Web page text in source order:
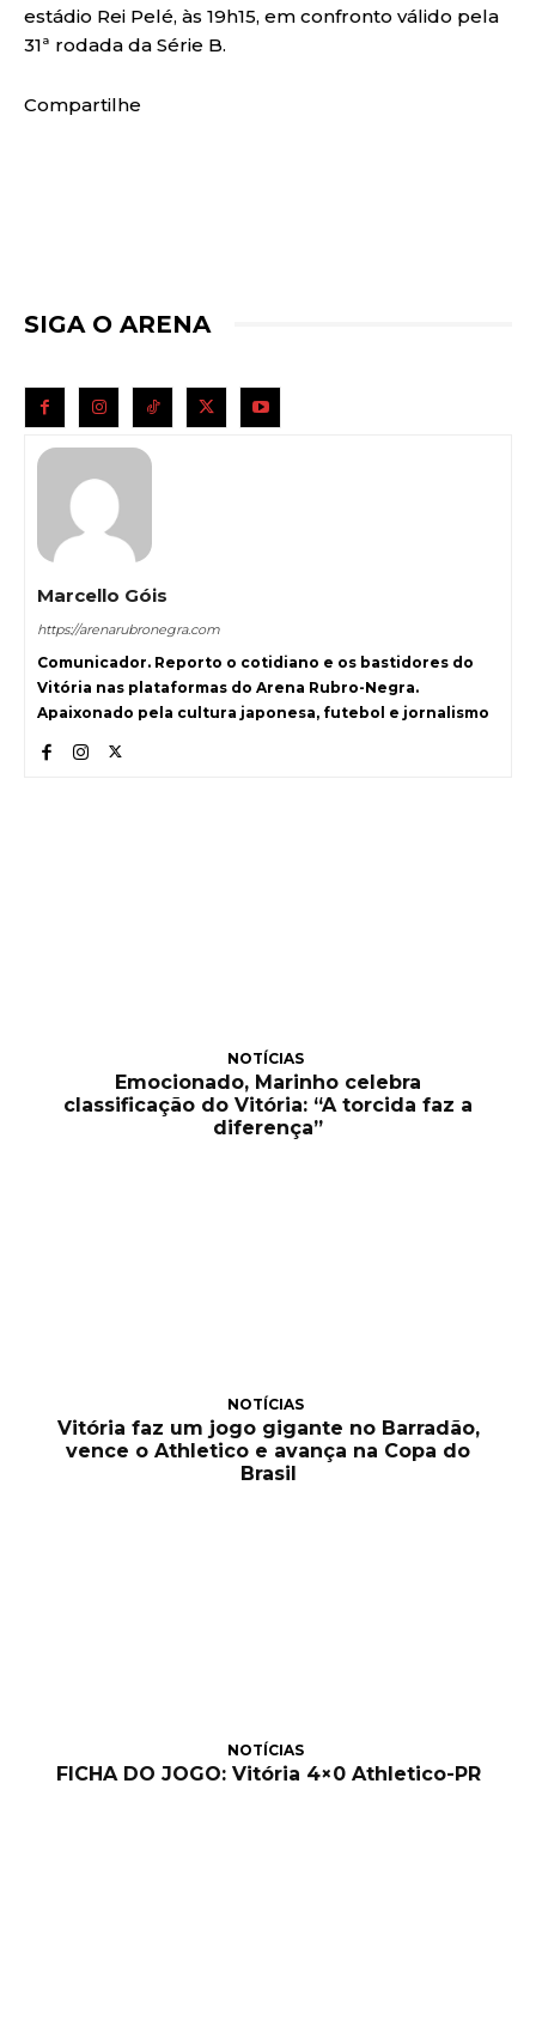
estádio Rei Pelé, às 19h15, em confronto válido pela
31ª rodada da Série B.
Compartilhe
SIGA O ARENA
Marcello Góis
https://arenarubronegra.com
Comunicador. Reporto o cotidiano e os bastidores do
Vitória nas plataformas do Arena Rubro-Negra.
Apaixonado pela cultura japonesa, futebol e jornalismo
NOTÍCIAS
Emocionado, Marinho celebra
classificação do Vitória: “A torcida faz a
diferença”
NOTÍCIAS
Vitória faz um jogo gigante no Barradão,
vence o Athletico e avança na Copa do
Brasil
NOTÍCIAS
FICHA DO JOGO: Vitória 4×0 Athletico-PR